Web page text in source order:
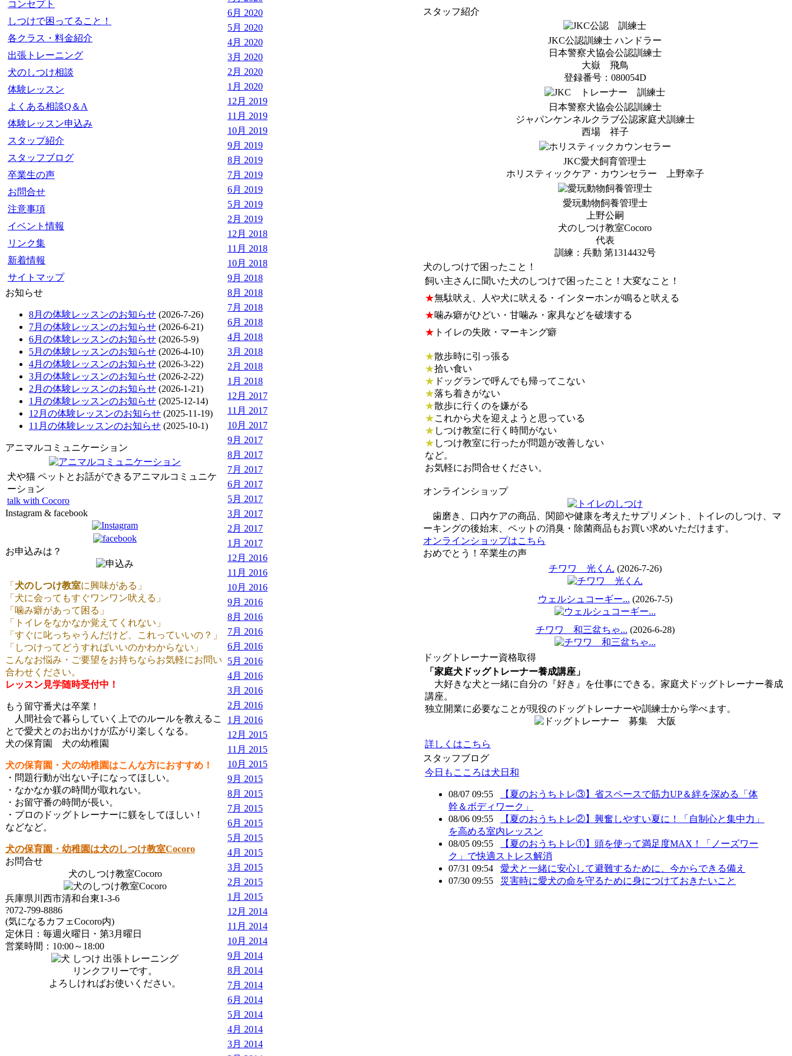
コンセプト
しつけで困ってること！
各クラス・料金紹介
出張トレーニング
犬のしつけ相談
体験レッスン
よくある相談Q＆A
体験レッスン申込み
スタップ紹介
スタッフブログ
卒業生の声
お問合せ
注意事項
イベント情報
リンク集
新着情報
サイトマップ
お知らせ
8月の体験レッスンのお知らせ (2026-7-26)
7月の体験レッスンのお知らせ (2026-6-21)
6月の体験レッスンのお知らせ (2026-5-9)
5月の体験レッスンのお知らせ (2026-4-10)
4月の体験レッスンのお知らせ (2026-3-22)
3月の体験レッスンのお知らせ (2026-2-22)
2月の体験レッスンのお知らせ (2026-1-21)
1月の体験レッスンのお知らせ (2025-12-14)
12月の体験レッスンのお知らせ (2025-11-19)
11月の体験レッスンのお知らせ (2025-10-1)
アニマルコミュニケーション
犬や猫 ペットとお話ができるアニマルコミュニケ
ーション
talk with Cocoro
Instagram & facebook
お申込みは？
「 犬のしつけ教室に興味がある」
「犬に会ってもすぐワンワン吠える」
「噛み癖があって困る」
「トイレをなかなか覚えてくれない」
「すぐに叱っちゃうんだけど、これっていいの？」
「しつけってどうすればいいのかわからない」
こんなお悩み・ご要望をお持ちならお気軽にお問い
合わせください。
レッスン見学随時受付中！
もう留守番犬は卒業！
人間社会で暮らしていく上でのルールを教えるこ
とで愛犬とのお出かけが広がり楽しくなる。
犬の保育園 犬の幼稚園
犬の保育園・犬の幼稚園はこんな方におすすめ！
・問題行動が出ない子になってほしい。
・なかなか躾の時間が取れない。
・お留守番の時間が長い。
・プロのドッグトレーナーに躾をしてほしい！
などなど。
犬の保育園・幼稚園は犬のしつけ教室Cocoro
お問合せ
犬のしつけ教室Cocoro
兵庫県川西市清和台東1-3-6
?072-799-8886
(気になるカフェCocoro内)
定休日：毎週火曜日・第3月曜日
営業時間：10:00～18:00
リンクフリーです。
よろしければお使いください。
6月 2020
5月 2020
4月 2020
3月 2020
2月 2020
1月 2020
12月 2019
11月 2019
10月 2019
9月 2019
8月 2019
7月 2019
6月 2019
5月 2019
2月 2019
12月 2018
11月 2018
10月 2018
9月 2018
8月 2018
7月 2018
6月 2018
4月 2018
3月 2018
2月 2018
1月 2018
12月 2017
11月 2017
10月 2017
9月 2017
8月 2017
7月 2017
6月 2017
5月 2017
3月 2017
2月 2017
1月 2017
12月 2016
11月 2016
10月 2016
9月 2016
8月 2016
7月 2016
6月 2016
5月 2016
4月 2016
3月 2016
2月 2016
1月 2016
12月 2015
11月 2015
10月 2015
9月 2015
8月 2015
7月 2015
6月 2015
5月 2015
4月 2015
3月 2015
2月 2015
1月 2015
12月 2014
11月 2014
10月 2014
9月 2014
8月 2014
7月 2014
6月 2014
5月 2014
4月 2014
3月 2014
スタッフ紹介
JKC公認訓練士 ハンドラー
日本警察犬協会公認訓練士
大嶽 飛鳥
登録番号：080054D
日本警察犬協会公認訓練士
ジャパンケンネルクラブ公認家庭犬訓練士
西場 祥子
JKC愛犬飼育管理士
ホリスティックケア・カウンセラー 上野幸子
愛玩動物飼養管理士
上野公嗣
犬のしつけ教室Cocoro
代表
訓練：兵動 第1314432号
犬のしつけで困ったこと！
飼い主さんに聞いた犬のしつけで困ったこと！大変なこと！
★無駄吠え、人や犬に吠える・インターホンが鳴ると吠える
★噛み癖がひどい・甘噛み・家具などを破壊する
★ トイレの失敗・マーキング癖
★散歩時に引っ張る
★拾い食い
★ ドッグランで呼んでも帰ってこない
★落ち着きがない
★散歩に行くのを嫌がる
★これから犬を迎えようと思っている
★ しつけ教室に行く時間がない
★ しつけ教室に行ったが問題が改善しない
など。
お気軽にお問合せください。
オンラインショップ
歯磨き、口内ケアの商品、関節や健康を考えたサプリメント、トイレのしつけ、マ
ーキングの後始末、ペットの消臭・除菌商品もお買い求めいただけます。
オンラインショップはこちら
おめでとう！卒業生の声
チワワ 光くん (2026-7-26)
ウェルシュコーギー... (2026-7-5)
チワワ 和三盆ちゃ... (2026-6-28)
ドッグトレーナー資格取得
「家庭犬ドッグトレーナー養成講座」
大好きな犬と一緒に自分の『好き』を仕事にできる。家庭犬ドッグトレーナー養成
講座。
独立開業に必要なことが現役のドッグトレーナーや訓練士から学べます。
詳しくはこちら
スタッフブログ
今日もこころは犬日和
08/07 09:55
【夏のおうちトレ③】省スペースで筋力UP＆絆を深める「体
幹＆ボディワーク」
08/06 09:55
【夏のおうちトレ②】興奮しやすい夏に！「自制心と集中力」
を高める室内レッスン
08/05 09:55
【夏のおうちトレ①】頭を使って満足度MAX！「ノーズワー
ク」で快適ストレス解消
07/31 09:54
愛犬と一緒に安心して避難するために、今からできる備え
07/30 09:55
災害時に愛犬の命を守るために身につけておきたいこと